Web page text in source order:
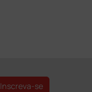
Inscreva-se